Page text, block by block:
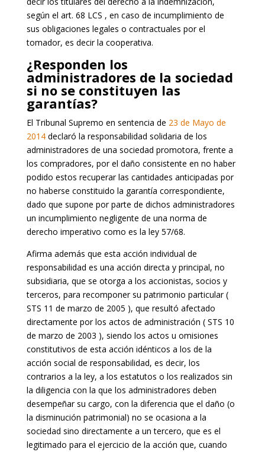
según el art. 68 LCS , en caso de incumplimiento de
sus obligaciones legales o contractuales por el
tomador, es decir la cooperativa.
¿Responden los
administradores de la sociedad
si no se constituyen las
garantías?
El Tribunal Supremo en sentencia de 23 de Mayo de
2014declaró la responsabilidad solidaria de los
administradores de una sociedad promotora, frente a
los compradores, por el daño consistente en no haber
podido estos recuperar las cantidades anticipadas por
no haberse constituido la garantía correspondiente,
dado que supone por parte de dichos administradores
un incumplimiento negligente de una norma de
derecho imperativo como es la ley 57/68.
Afirma además que esta acción individual de
responsabilidad es una acción directa y principal, no
subsidiaria, que se otorga a los accionistas, socios y
terceros, para recomponer su patrimonio particular (
STS 11 de marzo de 2005 ), que resultó afectado
directamente por los actos de administración ( STS 10
de marzo de 2003 ), siendo los actos u omisiones
constitutivos de esta acción idénticos a los de la
acción social de responsabilidad, es decir, los
contrarios a la ley, a los estatutos o los realizados sin
la diligencia con la que los administradores deben
desempeñar su cargo, con la diferencia que el daño (o
la disminución patrimonial) no se ocasiona a la
sociedad sino directamente a un tercero, que es el
legitimado para el ejercicio de la acción que, cuando